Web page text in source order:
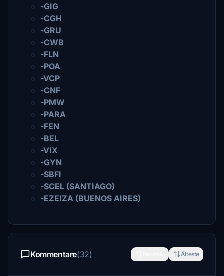
-GIG
-CGH
-GRU
-CWB
-FLN
-POA
-VCP
-CNF
-PMW
-PARA
-FEN
-BEL
-VIX
-GYN
-SBFI
-SCEL (SANTIAGO)
-EZEIZA (BUENOS AIRES)
Kommentare(32) Älteste